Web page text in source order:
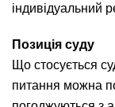
індивідуальний
Позиція суду
Що стосується
питання можна